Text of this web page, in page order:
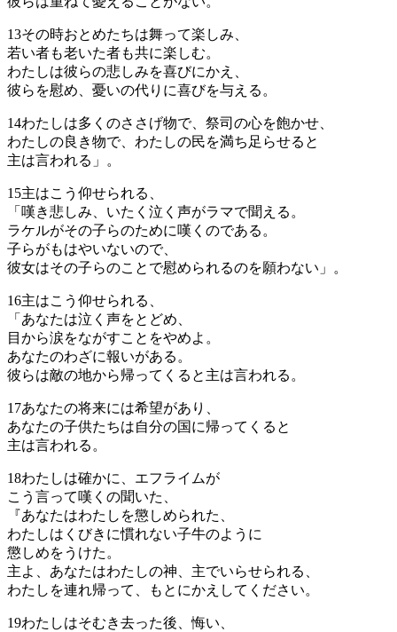
13その時おとめたちは舞って楽しみ、
若い者も老いた者も共に楽しむ。
わたしは彼らの悲しみを喜びにかえ、
彼らを慰め、憂いの代りに喜びを与える。
14わたしは多くのささげ物で、祭司の心を飽かせ、
わたしの良き物で、わたしの民を満ち足らせると
主は言われる」。
15主はこう仰せられる、
「嘆き悲しみ、いたく泣く声がラマで聞える。
ラケルがその子らのために嘆くのである。
子らがもはやいないので、
彼女はその子らのことで慰められるのを願わない」。
16主はこう仰せられる、
「あなたは泣く声をとどめ、
目から涙をながすことをやめよ。
あなたのわざに報いがある。
彼らは敵の地から帰ってくると主は言われる。
17あなたの将来には希望があり、
あなたの子供たちは自分の国に帰ってくると
主は言われる。
18わたしは確かに、エフライムが
こう言って嘆くの聞いた、
『あなたはわたしを懲しめられた、
わたしはくびきに慣れない子牛のように
懲しめをうけた。
主よ、あなたはわたしの神、主でいらせられる、
わたしを連れ帰って、もとにかえしてください。
19わたしはそむき去った後、悔い、